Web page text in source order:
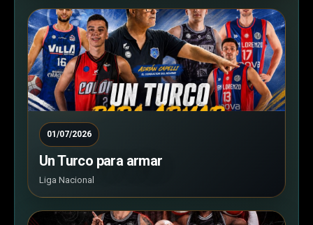
01/07/2026
Un Turco para armar
Liga Nacional